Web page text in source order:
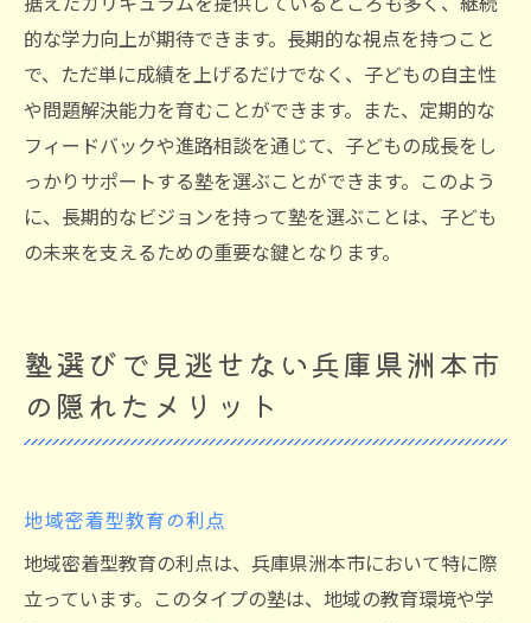
的な学力向上が期待できます。長期的な視点を持つこと
で、ただ単に成績を上げるだけでなく、子どもの自主性
や問題解決能力を育むことができます。また、定期的な
フィードバックや進路相談を通じて、子どもの成長をし
っかりサポートする塾を選ぶことができます。このよう
に、長期的なビジョンを持って塾を選ぶことは、子ども
の未来を支えるための重要な鍵となります。
塾選びで見逃せない兵庫県洲本市
の隠れたメリット
地域密着型教育の利点
地域密着型教育の利点は、兵庫県洲本市において特に際
立っています。このタイプの塾は、地域の教育環境や学